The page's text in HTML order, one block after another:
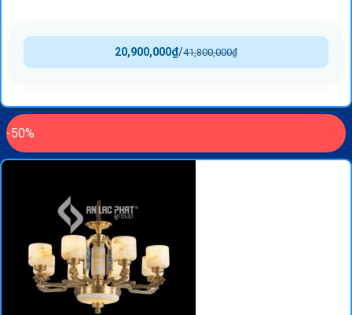
41,800,000₫
/
20,900,000₫
-50%